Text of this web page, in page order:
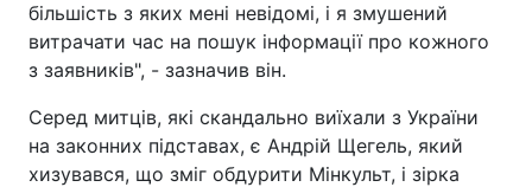
більшість з яких мені невідомі, і я змушений
витрачати час на пошук інформації про кожного
з заявників", - зазначив він.
Серед митців, які скандально виїхали з України
на законних підставах, є Андрій Щегель, який
хизувався, що зміг обдурити Мінкульт, і зірка